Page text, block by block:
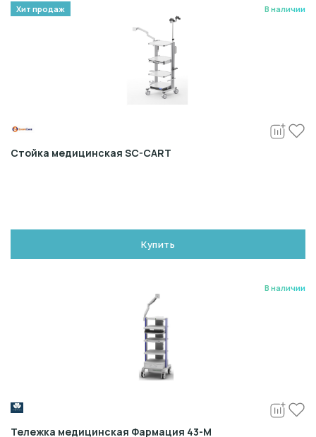
Хит продаж В наличии
Стойка медицинская SC-CART
Купить
В наличии
Тележка медицинская Фармация 43-М